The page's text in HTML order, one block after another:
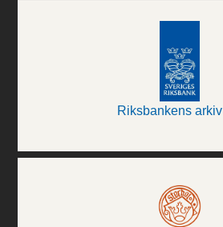
Riksbankens arkiv